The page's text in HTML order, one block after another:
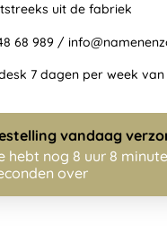
uit de fabriek
68 989 /
7 dagen per week van
vandaag
hebt nog 8 uur 8
over